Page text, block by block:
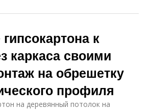
к
каркаса своими
на обрешетку
профиля
на деревянный потолок на